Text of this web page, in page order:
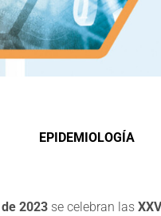
EPIDEMIOLOGÍA
2023 se celebran las